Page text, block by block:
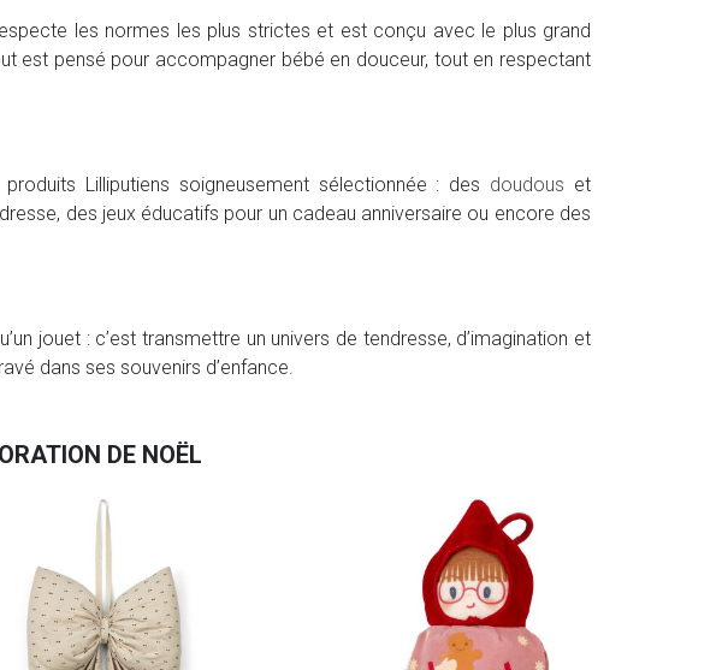
les normes les plus strictes et est conçu avec le plus grand
est pensé pour accompagner bébé en douceur, tout en respectant
Lilliputiens soigneusement sélectionnée : des doudous et
des jeux éducatifs pour un cadeau anniversaire ou encore des
jouet : c’est transmettre un univers de tendresse, d’imagination et
dans ses souvenirs d’enfance.
DE NOËL